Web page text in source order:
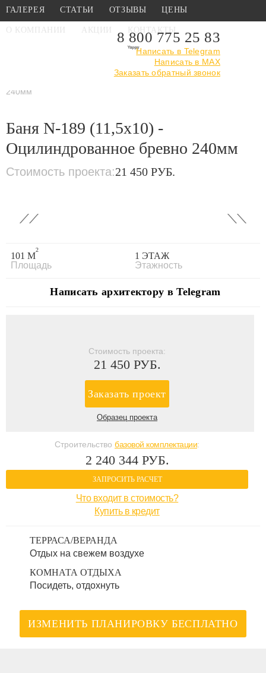
ГАЛЕРЕЯ СТАТЬИ ОТЗЫВЫ ЦЕНЫ
О КОМПАНИИ АКЦИИ КОНТАКТЫ
8 800 775 25 83
Написать в Telegram
Написать в MAX
Заказать обратный звонок
Проекты бань › Из оцилиндрованного
240мм
Баня N-189 (11,5x10) -
Оцилиндрованное бревно 240мм
Стоимость проекта:21 450 РУБ.
‹ ›
101 М
2
Площадь
1 ЭТАЖ
Этажность
Написать архитектору в Telegram
Стоимость проекта:
21 450 РУБ.
Заказать проект
Образец проекта
Строительство базовой комплектации:
2 240 344 РУБ.
ЗАПРОСИТЬ РАСЧЕТ
Что входит в стоимость?
Купить в кредит
ТЕРРАСА/ВЕРАНДА
Отдых на свежем воздухе
КОМНАТА ОТДЫХА
Посидеть, отдохнуть
ИЗМЕНИТЬ ПЛАНИРОВКУ БЕСПЛАТНО